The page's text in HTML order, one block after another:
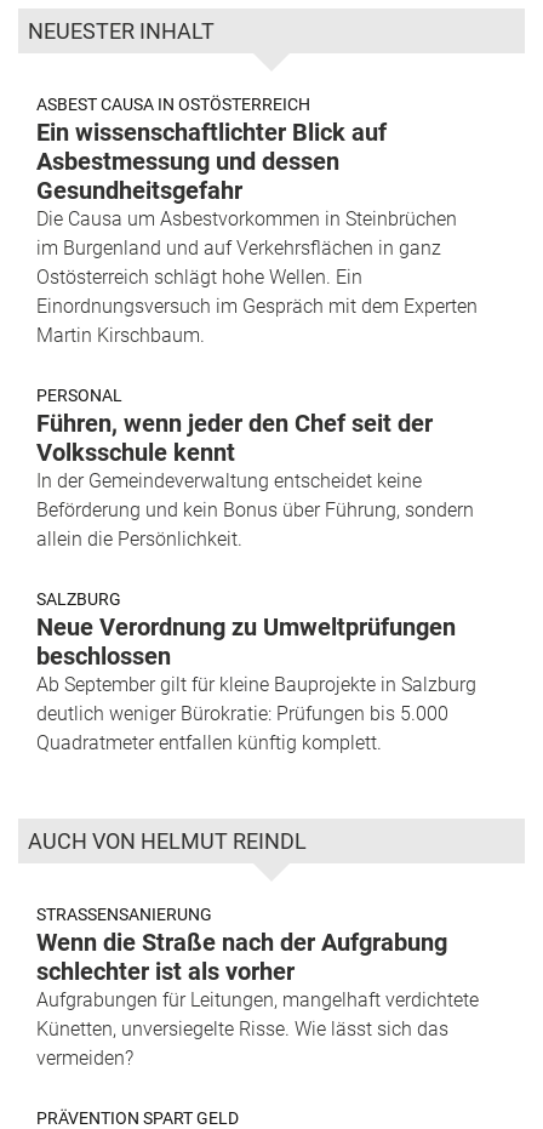
NEUESTER INHALT
ASBEST CAUSA IN OSTÖSTERREICH
Ein wissenschaftlichter Blick auf
Asbestmessung und dessen
Gesundheitsgefahr
Die Causa um Asbestvorkommen in Steinbrüchen
im Burgenland und auf Verkehrsflächen in ganz
Ostösterreich schlägt hohe Wellen. Ein
Einordnungsversuch im Gespräch mit dem Experten
Martin Kirschbaum.
PERSONAL
Führen, wenn jeder den Chef seit der
Volksschule kennt
In der Gemeindeverwaltung entscheidet keine
Beförderung und kein Bonus über Führung, sondern
allein die Persönlichkeit.
SALZBURG
Neue Verordnung zu Umweltprüfungen
beschlossen
Ab September gilt für kleine Bauprojekte in Salzburg
deutlich weniger Bürokratie: Prüfungen bis 5.000
Quadratmeter entfallen künftig komplett.
AUCH VON HELMUT REINDL
STRASSENSANIERUNG
Wenn die Straße nach der Aufgrabung
schlechter ist als vorher
Aufgrabungen für Leitungen, mangelhaft verdichtete
Künetten, unversiegelte Risse. Wie lässt sich das
vermeiden?
PRÄVENTION SPART GELD